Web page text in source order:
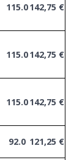
115.0142,75 €
115.0142,75 €
115.0142,75 €
92.0 121,25 €